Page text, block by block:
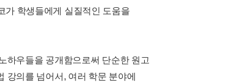
가 학생들에게 실질적인 도움을
하우들을 공개함으로써 단순한 원고
강의를 넘어서, 여러 학문 분야에